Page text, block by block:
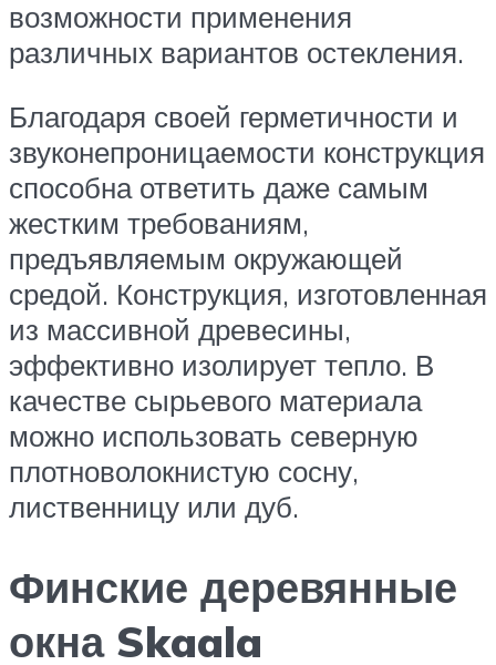
возможности применения
различных вариантов остекления.
Благодаря своей герметичности и
звуконепроницаемости конструкция
способна ответить даже самым
жестким требованиям,
предъявляемым окружающей
средой. Конструкция, изготовленная
из массивной древесины,
эффективно изолирует тепло. В
качестве сырьевого материала
можно использовать северную
плотноволокнистую сосну,
лиственницу или дуб.
Финские деревянные
окна Skaala